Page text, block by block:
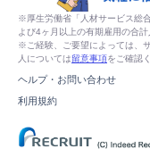
※厚生労働省「人材サービス総
よび4ヶ月以上の有期雇用の合
※ご経験、ご要望によっては、
人については留意事項をご確認
ヘルプ・お問い合わせ
利用規約